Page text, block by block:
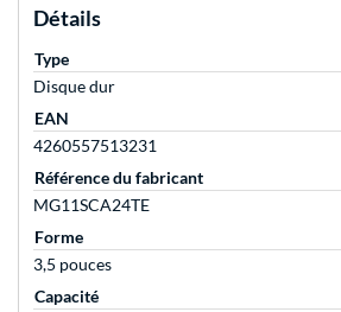
Détails
Type
Disque dur
EAN
4260557513231
Référence du fabricant
MG11SCA24TE
Forme
3,5 pouces
Capacité